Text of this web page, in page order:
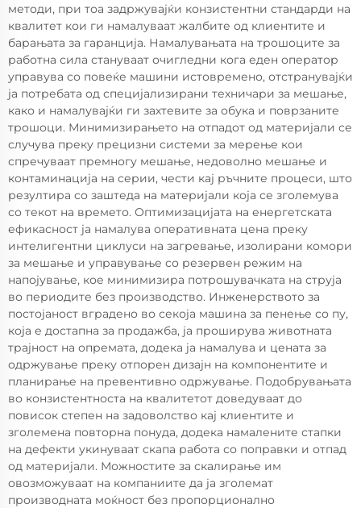
методи, при тоа задржувајќи конзистентни стандарди на
квалитет кои ги намалуваат жалбите од клиентите и
барањата за гаранција. Намалувањата на трошоците за
работна сила стануваат очигледни кога еден оператор
управува со повеќе машини истовремено, отстранувајќи
ја потребата од специјализирани техничари за мешање,
како и намалувајќи ги захтевите за обука и поврзаните
трошоци. Минимизирањето на отпадот од материјали се
случува преку прецизни системи за мерење кои
спречуваат премногу мешање, недоволно мешање и
контаминација на серии, чести кај ръчните процеси, што
резултира со заштеда на материјали која се зголемува
со текот на времето. Оптимизацијата на енергетската
ефикасност ја намалува оперативната цена преку
интелигентни циклуси на загревање, изолирани комори
за мешање и управување со резервен режим на
напојување, кое минимизира потрошувачката на струја
во периодите без производство. Инженерството за
постојаност вградено во секоја машина за пенење со пу,
која е достапна за продажба, ја проширува животната
трајност на опремата, додека ја намалува и цената за
одржување преку отпорен дизајн на компонентите и
планирање на превентивно одржување. Подобрувањата
во конзистентноста на квалитетот доведуваат до
повисок степен на задоволство кај клиентите и
зголемена повторна понуда, додека намалените стапки
на дефекти укинуваат скапа работа со поправки и отпад
од материјали. Можностите за скалирање им
овозможуваат на компаниите да ја зголемат
производната моќност без пропорционално